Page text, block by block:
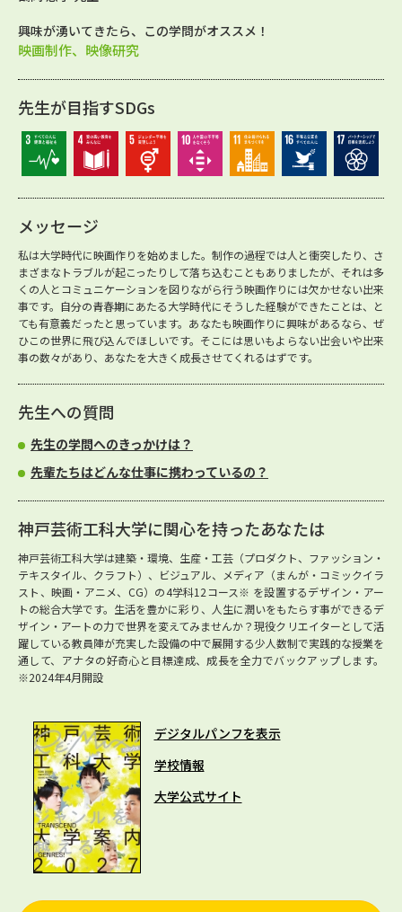
興味が湧いてきたら、この学問がオススメ！
映画制作、映像研究
先生が目指すSDGs
メッセージ
私は大学時代に映画作りを始めました。制作の過程では人と衝突したり、さ
まざまなトラブルが起こったりして落ち込むこともありましたが、それは多
くの人とコミュニケーションを図りながら行う映画作りには欠かせない出来
事です。自分の青春期にあたる大学時代にそうした経験ができたことは、と
ても有意義だったと思っています。あなたも映画作りに興味があるなら、ぜ
ひこの世界に飛び込んでほしいです。そこには思いもよらない出会いや出来
事の数々があり、あなたを大きく成長させてくれるはずです。
先生への質問
先生の学問へのきっかけは？
先輩たちはどんな仕事に携わっているの？
神戸芸術工科大学に関心を持ったあなたは
神戸芸術工科大学は建築・環境、生産・工芸（プロダクト、ファッション・
テキスタイル、クラフト）、ビジュアル、メディア（まんが・コミックイラ
スト、映画・アニメ、CG）の4学科12コース※ を設置するデザイン・アー
トの総合大学です。生活を豊かに彩り、人生に潤いをもたらす事ができるデ
ザイン・アートの力で世界を変えてみませんか？現役クリエイターとして活
躍している教員陣が充実した設備の中で展開する少人数制で実践的な授業を
通して、アナタの好奇心と目標達成、成長を全力でバックアップします。
※2024年4月開設
デジタルパンフを表示
学校情報
大学公式サイト